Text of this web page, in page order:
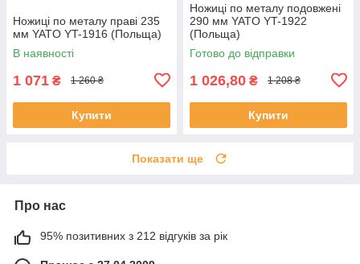
Ножиці по металу праві 235
мм YATO YT-1916 (Польща)
В наявності
1 071 ₴ 1 260 ₴
Купити
Ножиці по металу подовжені
290 мм YATO YT-1922
(Польща)
Готово до відправки
1 026,80 ₴ 1 208 ₴
Купити
Показати ще
Про нас
95% позитивних з 212 відгуків за рік